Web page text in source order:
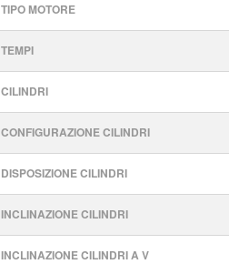
TIPO MOTORE
TEMPI
CILINDRI
CONFIGURAZIONE CILINDRI
DISPOSIZIONE CILINDRI
INCLINAZIONE CILINDRI
INCLINAZIONE CILINDRI A V